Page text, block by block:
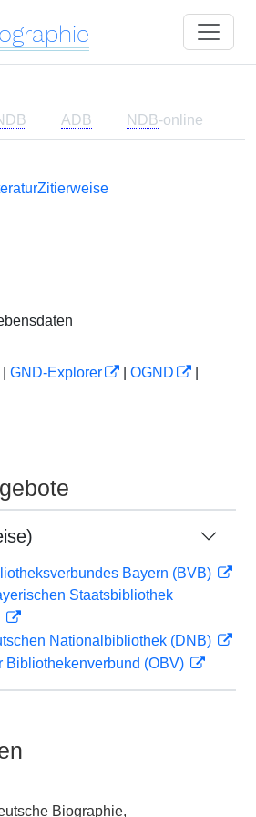
ADB NDB-online
Zitierweise
GND-Explorer OGND
Bayern (BVB)
Staatsbibliothek
Nationalbibliothek (DNB)
Bibliothekenverbund (OBV)
Biographie,